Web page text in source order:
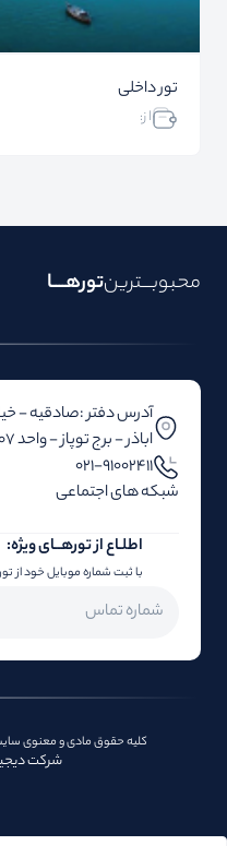
تور داخلی
ا ز:
محبوبـــترینتورهــــا
آدرس دفتر :صادقیه -
اباذر - برج توپاز - واحد 107
۰۲۱-91002411
شبکه های اجتماعی
اطلـاع از تور‌هــای ویژه:
با ثبت شماره موبایل خود از
کلیه حقوق مادی و معنوی
شرکت